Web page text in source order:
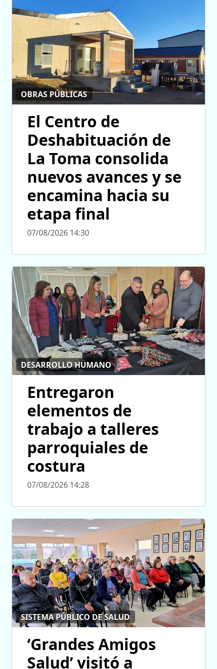
OBRAS PÚBLICAS
El Centro de
Deshabituación de
La Toma consolida
nuevos avances y se
encamina hacia su
etapa final
07/08/2026 14:30
DESARROLLO HUMANO
Entregaron
elementos de
trabajo a talleres
parroquiales de
costura
07/08/2026 14:28
SISTEMA PÚBLICO DE SALUD
‘Grandes Amigos
Salud’ visitó a